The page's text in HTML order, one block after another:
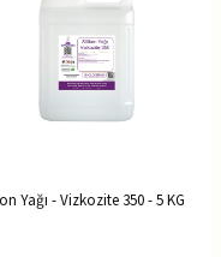
Yağı - Vizkozite 350 - 5 KG